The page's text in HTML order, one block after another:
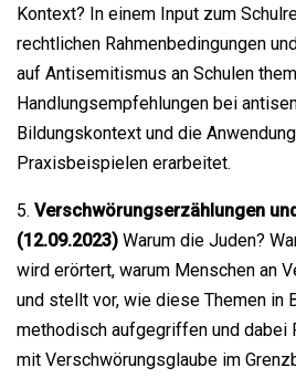
Kontext? In einem Input zum
rechtlichen Rahmenbedingungen
auf Antisemitismus an Schulen
Handlungsempfehlungen bei
Bildungskontext und die
Praxisbeispielen erarbeitet.
5. Verschwörungserzählungen
(12.09.2023) Warum die Juden?
wird erörtert, warum Menschen an
und stellt vor, wie diese Themen in
methodisch aufgegriffen und dabei
mit Verschwörungsglaube im